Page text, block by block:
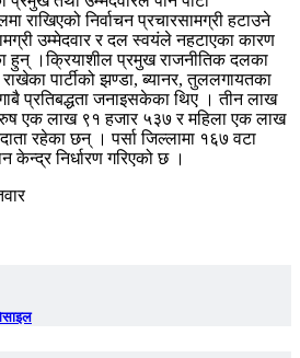
राखिएको निर्वाचन प्रचारसामग्री हटाउने
उम्मेदवार र दल स्वयंले नहटाएका कारण
हुन् ।क्रियाशील प्रमुख राजनीतिक दलका
पार्टीको झण्डा, ब्यानर, तुललगायतका
प्रतिबद्धता जनाइसकेका थिए । तीन लाख
एक लाख ९१ हजार ५३७ र महिला एक लाख
रहेका छन् । पर्सा जिल्लामा १६७ वटा
निर्धारण गरिएको छ ।